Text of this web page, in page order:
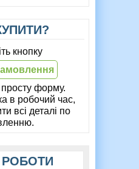
кнопку
просту форму.
в робочий час,
всі деталі по
РОБОТИ